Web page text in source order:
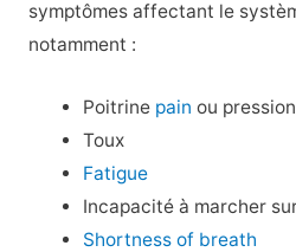
symptômes affectant le
notamment :
Poitrine pain ou pression
Toux
Fatigue
Incapacité à marcher
Shortness of breath